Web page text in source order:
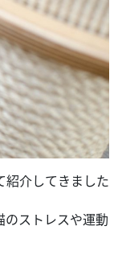
紹介してきました
のストレスや運動